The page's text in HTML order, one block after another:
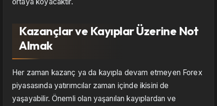
Kazançlar ve Kayıplar Üzerine Not
Almak
Her zaman kazanç ya da kayıpla devam etmeyen Forex
piyasasında yatırımcılar zaman içinde ikisini de
yaşayabilir. Önemli olan yaşanılan kayıplardan ve